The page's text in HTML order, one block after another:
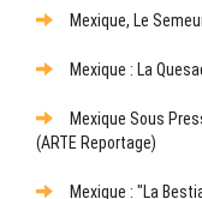
Mexique, Le
Mexique : La
Mexique Sous
(ARTE Reportage)
Mexique : "La